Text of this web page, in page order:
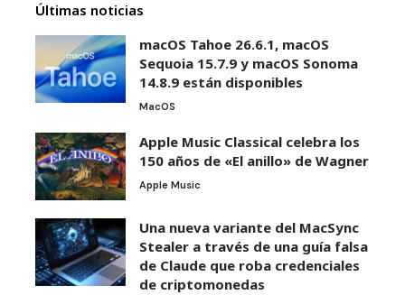
Últimas noticias
macOS Tahoe 26.6.1, macOS
Sequoia 15.7.9 y macOS Sonoma
14.8.9 están disponibles
MacOS
Apple Music Classical celebra los
150 años de «El anillo» de Wagner
Apple Music
Una nueva variante del MacSync
Stealer a través de una guía falsa
de Claude que roba credenciales
de criptomonedas